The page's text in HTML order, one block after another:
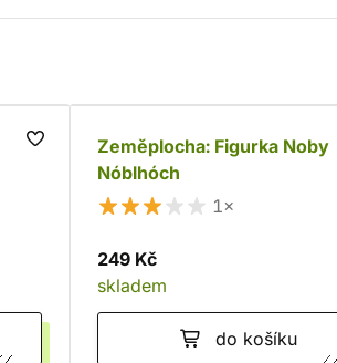
Zeměplocha: Figurka Noby
Nóblhóch
1×
249 Kč
skladem
do košíku